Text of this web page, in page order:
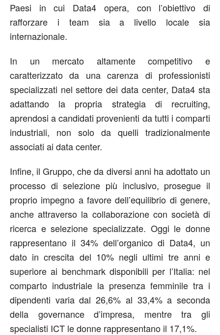
Paesi in cui Data4 opera, con l’obiettivo di
rafforzare i team sia a livello locale sia
internazionale.
In un mercato altamente competitivo e
caratterizzato da una carenza di professionisti
specializzati nel settore dei data center, Data4sta
adattando la propria strategia di recruiting,
aprendosi acandidati provenienti da tutti icomparti
industriali, non solo da quelli tradizionalmente
associati ai data center.
Infine, il Gruppo, che da diversi anni haadottatoun
processo di selezione più inclusivo, prosegue il
proprio impegno a favore dell’equilibrio di genere,
anche attraverso la collaborazione con società di
ricerca e selezione specializzate. Oggi le donne
rappresentano il 34% dell’organico di Data4, un
dato in crescita del 10% negli ultimi tre anni e
superioreai benchmark disponibili per l’Italia: nel
comparto industriale la presenza femminile tra i
dipendenti varia dal 26,6% al 33,4% a seconda
della governance d’impresa, mentre tra gli
specialisti ICT le donne rappresentano il 17,1%.